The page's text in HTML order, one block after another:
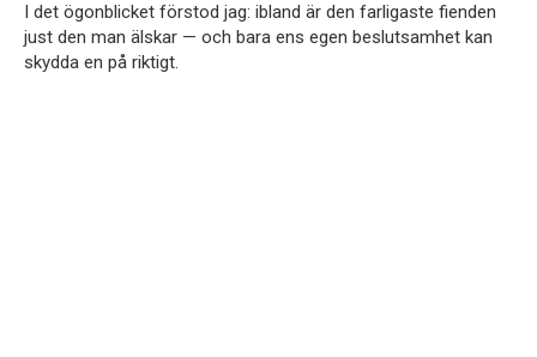
I det ögonblicket förstod jag: ibland är den farligaste fienden
just den man älskar — och bara ens egen beslutsamhet kan
skydda en på riktigt.